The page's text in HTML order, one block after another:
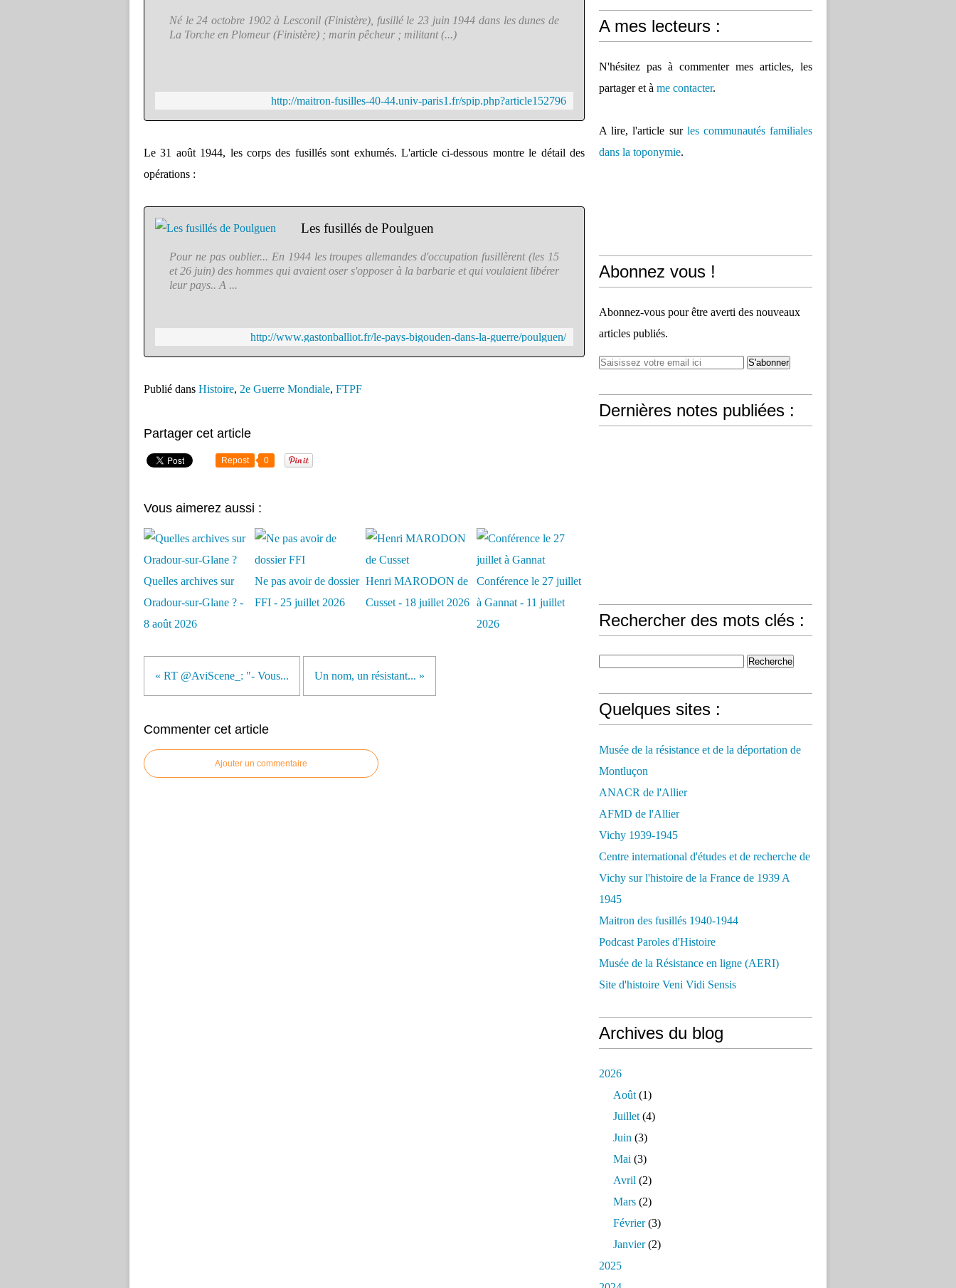
Né le 24 octobre 1902 à Lesconil (Finistère), fusillé le 23 juin 1944 dans les dunes de
La Torche en Plomeur (Finistère) ; marin pêcheur ; militant (...)
http://maitron-fusilles-40-44.univ-paris1.fr/spip.php?article152796
Le 31 août 1944, les corps des fusillés sont exhumés. L'article ci-dessous montre le détail des
opérations :
Les fusillés de Poulguen
Pour ne pas oublier... En 1944 les troupes allemandes d'occupation fusillèrent (les 15
et 26 juin) des hommes qui avaient oser s'opposer à la barbarie et qui voulaient libérer
leur pays.. A ...
http://www.gastonballiot.fr/le-pays-bigouden-dans-la-guerre/poulguen/
Publié dans Histoire, 2e Guerre Mondiale, FTPF
Partager cet article
Repost 0
Vous aimerez aussi :
Quelles archives sur
Oradour-sur-Glane ? -
8 août 2026
Ne pas avoir de dossier
FFI - 25 juillet 2026
Henri MARODON de
Cusset - 18 juillet 2026
Conférence le 27 juillet
à Gannat - 11 juillet
2026
« RT @AviScene_: "- Vous... Un nom, un résistant... »
Commenter cet article
Ajouter un commentaire
A mes lecteurs :
N'hésitez pas à commenter mes articles, les
partager et à me contacter.
A lire, l'article sur les communautés familiales
dans la toponymie.
Abonnez vous !
Abonnez-vous pour être averti des nouveaux
articles publiés.
Dernières notes publiées :
Rechercher des mots clés :
Quelques sites :
Musée de la résistance et de la déportation de
Montluçon
ANACR de l'Allier
AFMD de l'Allier
Vichy 1939-1945
Centre international d'études et de recherche de
Vichy sur l'histoire de la France de 1939 A
1945
Maitron des fusillés 1940-1944
Podcast Paroles d'Histoire
Musée de la Résistance en ligne (AERI)
Site d'histoire Veni Vidi Sensis
Archives du blog
2026
Août (1)
Juillet (4)
Juin (3)
Mai (3)
Avril (2)
Mars (2)
Février(3)
Janvier(2)
2025